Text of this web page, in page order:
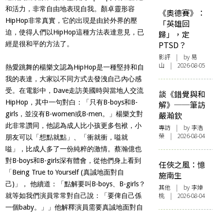
和活力，非常自由地表現自我。顏卓靈形容
HipHop非常真實，它的出現是由於外界的壓
迫，使得人們以HipHop這種方法表達意見， 已
經是很和平的方法了 。
熱愛跳舞的楊樂文認為HipHop是一種堅持和自
我的表達，大家以不同方式去發洩自己內心感
受。在電影中，Dave走訪美國時與當地人交流
HipHop，其中一句對白：「只有B-boys和B-
girls，並沒有B-women或B-men。」楊樂文對
此非常讚同，他認為成人比小孩更多包袱，小
朋友可以「想點就點」、「衝就衝，嗌就
嗌」，比成人多了一份純粹的激情。蔡瀚億也
對B-boys和B-girls深有體會，從他們身上看到
「Being True to Yourself (真誠地面對自
己)」， 他續道：「點解要叫B-boys、B-girls？
就等如我們演員常常對自己說：「要俾自己係
一個baby。」」他解釋演員需要真誠地面對自
《奧德賽》：
「英雄回
歸」，定
PTSD？
影評 | by 易
山 | 2026-08-05
談《錯覺與和
解》──筆訪
嚴瀚欽
專訪 | by 李浩
榮 | 2026-08-04
任俠之風：憶
施南生
其他 | by 李焯
桃 | 2026-08-04